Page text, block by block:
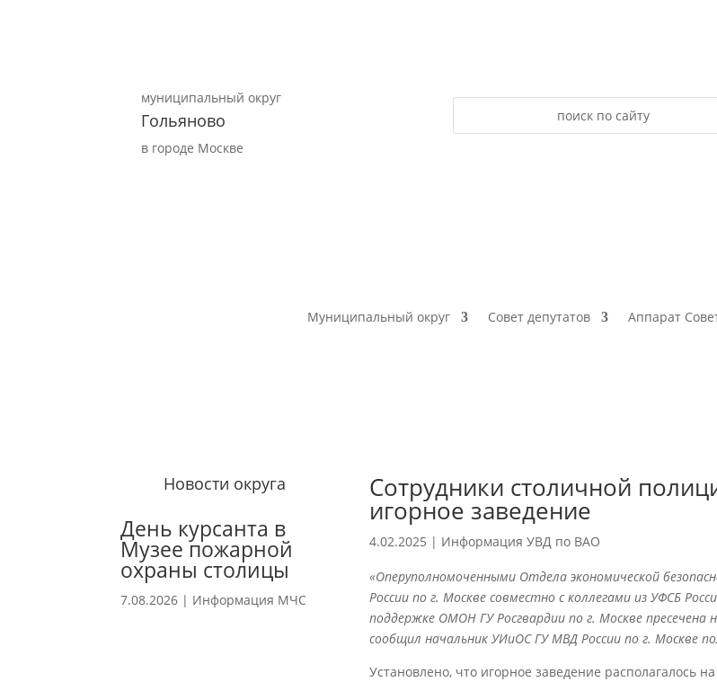
муниципальный округ
Гольяново
в городе Москве
Муниципальный округ Совет депутатов Аппарат
Новости округа
День курсанта в
Музее пожарной
охраны столицы
7.08.2026 | Информация МЧС
Сотрудники столичной
игорное заведение
4.02.2025 | Информация УВД по ВАО
«Оперуполномоченными Отдела экономической
России по г. Москве совместно с коллегами из УФСБ
поддержке ОМОН ГУ Росгвардии по г. Москве пресечена
сообщил начальник УИиОС ГУ МВД России по г. Москве
Установлено, что игорное заведение располагалось